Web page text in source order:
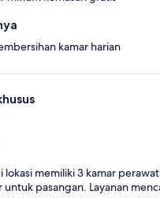
kamar harian
lokasi memiliki 3 kamar
untuk pasangan. Layanan